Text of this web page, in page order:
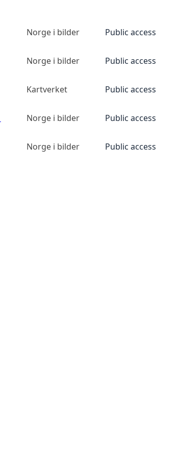
Norge i bilder Public access
Norge i bilder Public access
Kartverket Public access
Norge i bilder Public access
Norge i bilder Public access